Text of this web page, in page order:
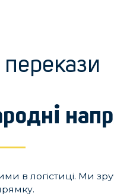
в логістиці. Ми